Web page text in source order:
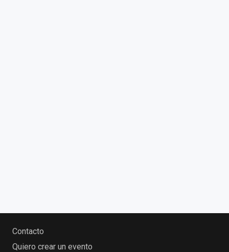
Contacto
Quiero crear un evento